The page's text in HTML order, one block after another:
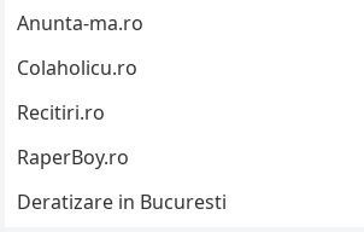
Anunta-ma.ro
Colaholicu.ro
Recitiri.ro
RaperBoy.ro
Deratizare in Bucuresti